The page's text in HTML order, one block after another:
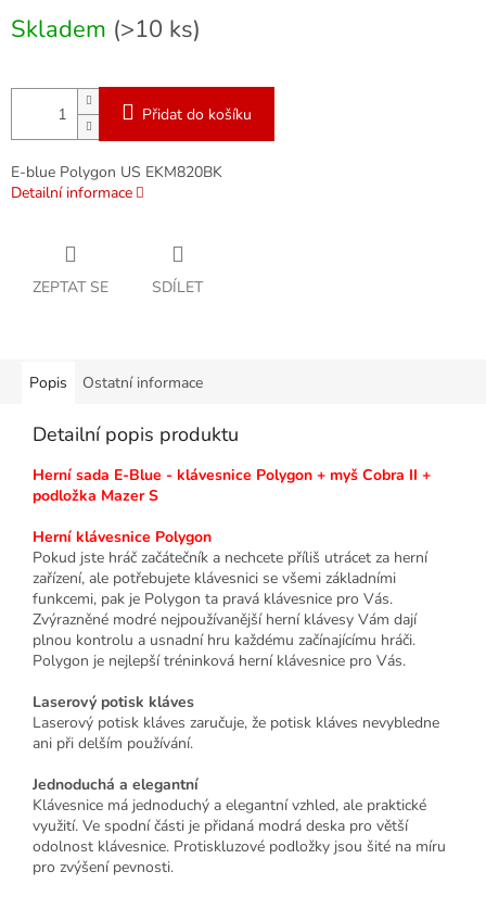
cena:
Skladem (>10 ks)
Přidat do košíku
E-blue Polygon US EKM820BK
Detailní informace
ZEPTAT SE SDÍLET
Popis Ostatní informace
Detailní popis produktu
Herní sada E-Blue - klávesnice Polygon + myš Cobra II +
podložka Mazer S
Herní klávesnice Polygon
Pokud jste hráč začátečník a nechcete příliš utrácet za herní
zařízení, ale potřebujete klávesnici se všemi základními
funkcemi, pak je Polygon ta pravá klávesnice pro Vás.
Zvýrazněné modré nejpoužívanější herní klávesy Vám dají
plnou kontrolu a usnadní hru každému začínajícímu hráči.
Polygon je nejlepší tréninková herní klávesnice pro Vás.
Laserový potisk kláves
Laserový potisk kláves zaručuje, že potisk kláves nevybledne
ani při delším používání.
Jednoduchá a elegantní
Klávesnice má jednoduchý a elegantní vzhled, ale praktické
využití. Ve spodní části je přidaná modrá deska pro větší
odolnost klávesnice. Protiskluzové podložky jsou šité na míru
pro zvýšení pevnosti.